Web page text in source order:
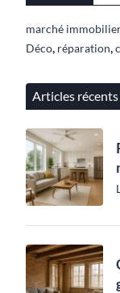
marché
Déco réparation
Articles récents